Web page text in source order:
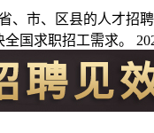
、市、区县的人才
国求职招工需求。